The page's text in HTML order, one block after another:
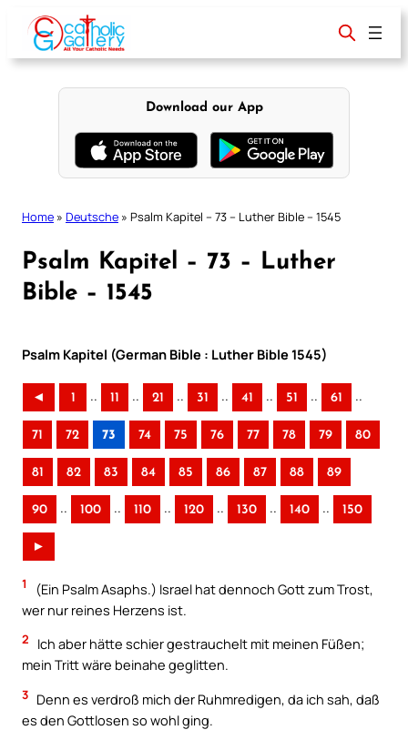
content
Download our App
Home » Deutsche » Psalm Kapitel – 73 – Luther Bible – 1545
Psalm Kapitel – 73 – Luther
Bible – 1545
Psalm Kapitel (German Bible : Luther Bible 1545)
◄ 1 .. 11 .. 21 .. 31 .. 41 .. 51 .. 61 ..
71 72 73 74 75 76 77 78 79 80
81 82 83 84 85 86 87 88 89
90 .. 100 .. 110 .. 120 .. 130 .. 140 .. 150
►
1
(Ein Psalm Asaphs.) Israel hat dennoch Gott zum Trost,
wer nur reines Herzens ist.
2
Ich aber hätte schier gestrauchelt mit meinen Füßen;
mein Tritt wäre beinahe geglitten.
3 Denn es verdroß mich der Ruhmredigen, da ich sah, daß
es den Gottlosen so wohl ging.